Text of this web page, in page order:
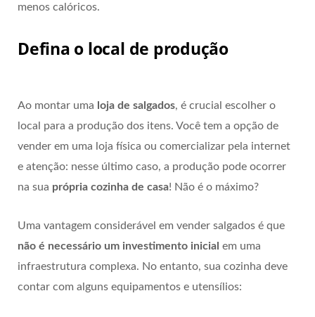
menos calóricos.
Defina o local de produção
Ao montar uma loja de salgados, é crucial escolher o
local para a produção dos itens. Você tem a opção de
vender em uma loja física ou comercializar pela internet
e atenção: nesse último caso, a produção pode ocorrer
na sua própria cozinha de casa! Não é o máximo?
Uma vantagem considerável em vender salgados é que
não é necessário um investimento inicial em uma
infraestrutura complexa. No entanto, sua cozinha deve
contar com alguns equipamentos e utensílios: